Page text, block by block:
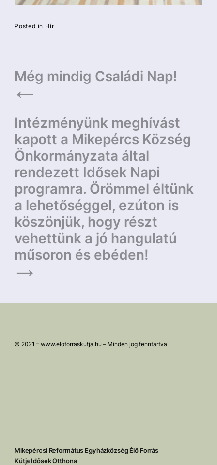
Posted in Hír
Bejegyzés
navigáció
Még mindig Családi Nap!
Intézményünk meghívást
kapott a Mikepércs Község
Önkormányzata által
rendezett Idősek Napi
programra. Örömmel éltünk
a lehetőséggel, ezúton is
köszönjük, hogy részt
vehettünk a jó hangulatú
műsoron és ebéden!
© 2021 – www.eloforraskutja.hu – Minden jog fenntartva
Mikepércsi Református Egyházközség Élő Forrás
Kútja Idősek Otthona